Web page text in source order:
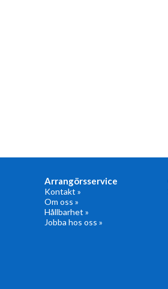
Arrangörsservice
Kontakt »
Om oss »
Hållbarhet »
Jobba hos oss »